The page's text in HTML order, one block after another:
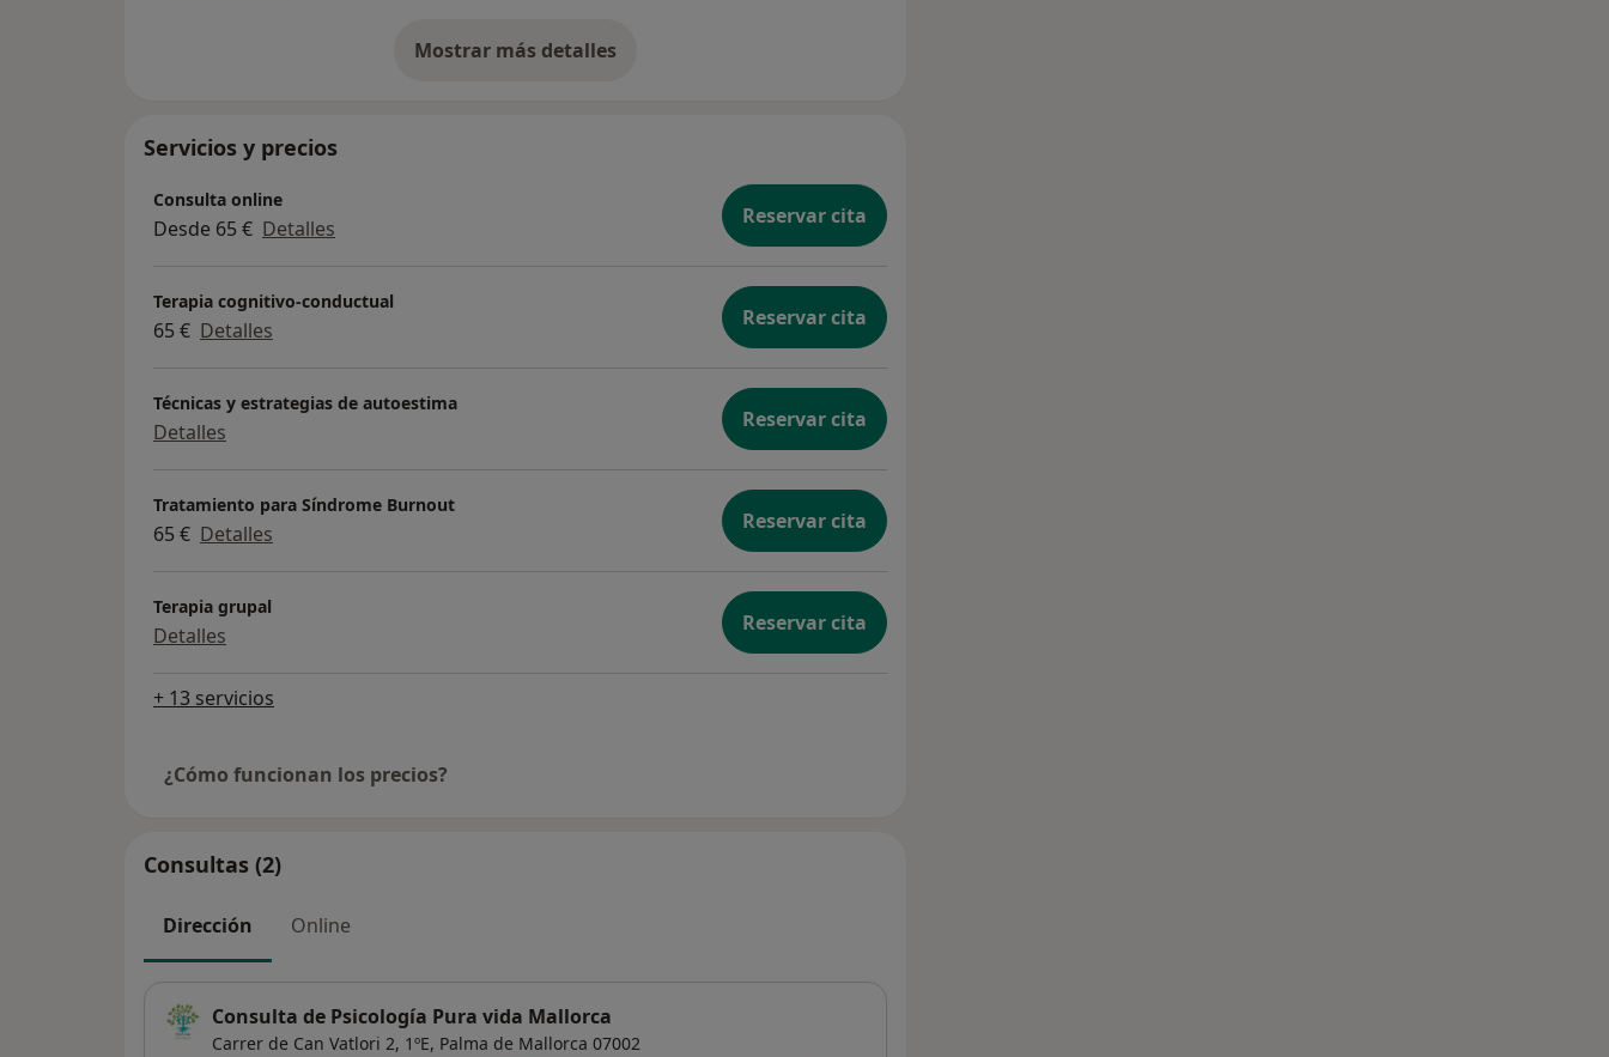
Mostrar más detalles
sobre la experiencia
Servicios y precios
Consulta online
Desde 65 € Detalles Reservar cita
Terapia cognitivo-conductual
65 € Detalles Reservar cita
Técnicas y estrategias de autoestima
Detalles Reservar cita
Tratamiento para Síndrome Burnout
65 € Detalles Reservar cita
Terapia grupal
Detalles Reservar cita
+ 13 servicios
¿Cómo funcionan los precios?
Consultas (2)
Dirección Online
Consulta de Psicología Pura vida Mallorca
Carrer de Can Vatlori 2, 1ºE, Palma de Mallorca 07002